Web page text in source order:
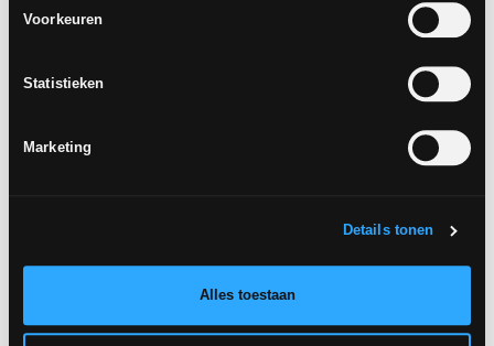
Voorkeuren
Statistieken
Marketing
Details tonen
Alles toestaan